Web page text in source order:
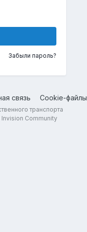
Забыли пароль?
связь Cookie-файлы
транспорта
Community